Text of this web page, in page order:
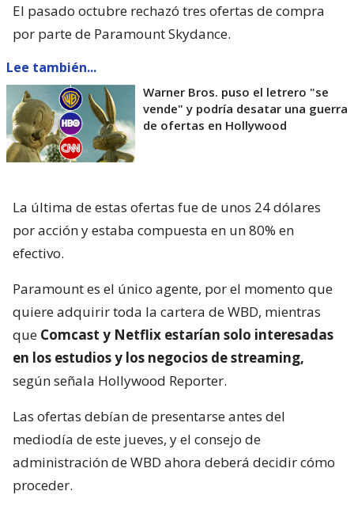
El pasado octubre rechazó tres ofertas de compra
por parte de Paramount Skydance.
Lee también...
Warner Bros. puso el letrero "se
vende" y podría desatar una guerra
de ofertas en Hollywood
La última de estas ofertas fue de unos 24 dólares
por acción y estaba compuesta en un 80% en
efectivo.
Paramount es el único agente, por el momento que
quiere adquirir toda la cartera de WBD, mientras
que Comcast y Netflix estarían solo interesadas
en los estudios y los negocios de streaming,
según señala Hollywood Reporter.
Las ofertas debían de presentarse antes del
mediodía de este jueves, y el consejo de
administración de WBD ahora deberá decidir cómo
proceder.